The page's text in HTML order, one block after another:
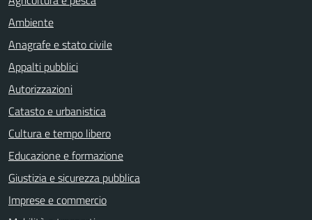
Ambiente
Anagrafe e stato civile
Appalti pubblici
Autorizzazioni
Catasto e urbanistica
Cultura e tempo libero
Educazione e formazione
Giustizia e sicurezza pubblica
Imprese e commercio